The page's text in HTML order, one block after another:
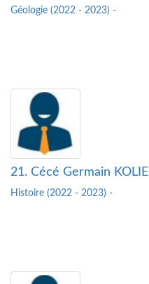
Géologie (2022 - 2023) -
21. Cécé Germain KOLIE
Histoire (2022 - 2023) -